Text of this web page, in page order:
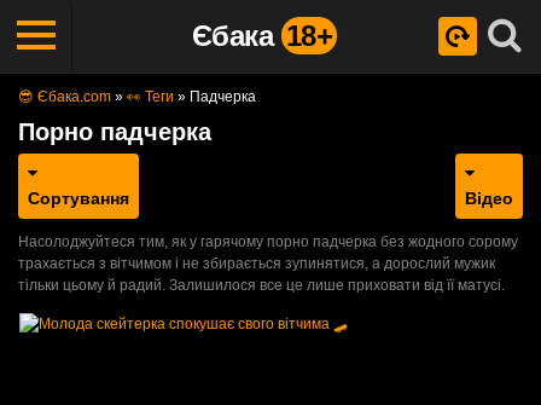
Єбака 18+
😎 Єбака.com » 👀 Теги » Падчерка
Порно падчерка
Сортування Відео
Насолоджуйтеся тим, як у гарячому порно падчерка без жодного сорому
трахається з вітчимом і не збирається зупинятися, а дорослий мужик
тільки цьому й радий. Залишилося все це лише приховати від її матусі.